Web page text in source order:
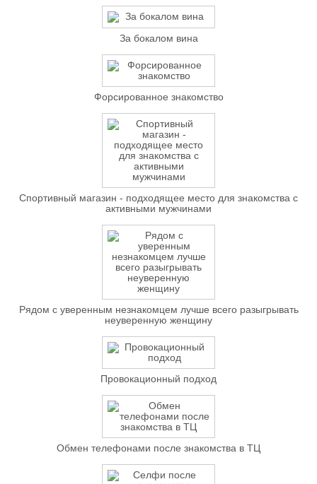
За бокалом вина
Форсированное знакомство
Спортивный магазин - подходящее место для знакомства с
активными мужчинами
Рядом с уверенным незнакомцем лучше всего разыгрывать
неуверенную женщину
Провокационный подход
Обмен телефонами после знакомства в ТЦ